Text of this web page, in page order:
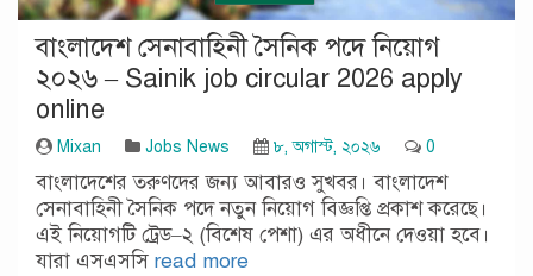
বাংলাদেশ সেনাবাহিনী সৈনিক পদে নিয়োগ
২০২৬ – Sainik job circular 2026 apply
online
Mixan Jobs News ৮, অগাস্ট, ২০২৬ 0
বাংলাদেশের তরুণদের জন্য আবারও সুখবর। বাংলাদেশ
সেনাবাহিনী সৈনিক পদে নতুন নিয়োগ বিজ্ঞপ্তি প্রকাশ করেছে।
এই নিয়োগটি ট্রেড–২ (বিশেষ পেশা) এর অধীনে দেওয়া হবে।
যারা এসএসসি read more